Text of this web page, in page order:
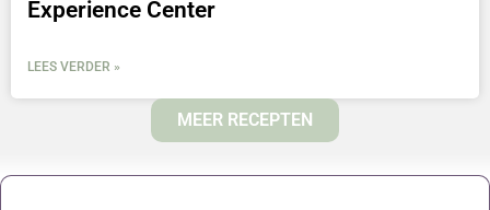
Experience Center
LEES VERDER »
MEER RECEPTEN